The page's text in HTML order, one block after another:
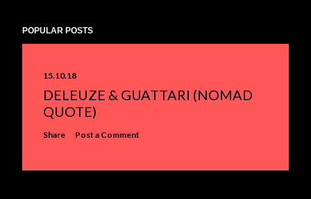
POPULAR POSTS
15.10.18
DELEUZE & GUATTARI (NOMAD
QUOTE)
Share Post a Comment